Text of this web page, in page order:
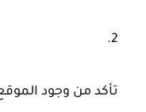
تأكد من وجود